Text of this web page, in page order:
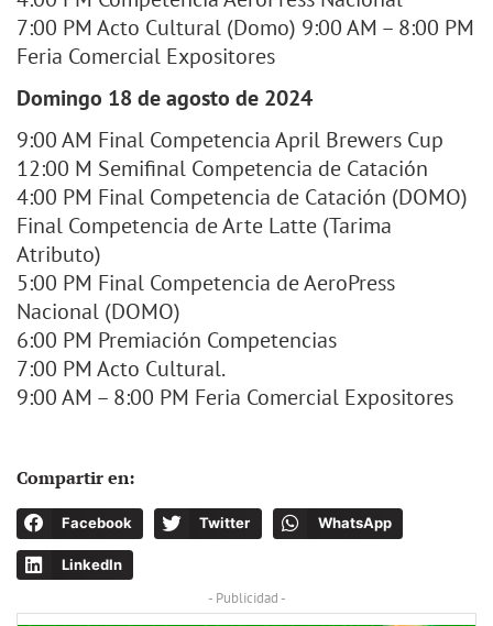
7:00 PM Acto Cultural (Domo) 9:00 AM – 8:00 PM
Feria Comercial Expositores
Domingo 18 de agosto de 2024
9:00 AM Final Competencia April Brewers Cup
12:00 M Semifinal Competencia de Catación
4:00 PM Final Competencia de Catación (DOMO)
Final Competencia de Arte Latte (Tarima
Atributo)
5:00 PM Final Competencia de AeroPress
Nacional (DOMO)
6:00 PM Premiación Competencias
7:00 PM Acto Cultural.
9:00 AM – 8:00 PM Feria Comercial Expositores
Compartir en:
Facebook Twitter WhatsApp
LinkedIn
- Publicidad -